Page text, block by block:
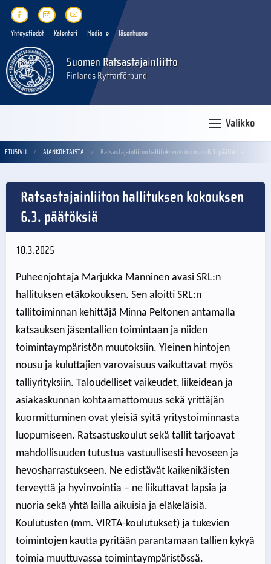
Yhteystiedot Kalenteri Medialle Jäsenhuone
Suomen Ratsastajainliitto
Finlands Ryttarförbund
Valikko
ETUSIVU AJANKOHTAISTA Ratsastajainliiton hallituksen kokouksen 6.3. päätöksiä
Ratsastajainliiton hallituksen kokouksen
6.3. päätöksiä
10.3.2025
Puheenjohtaja Marjukka Manninen avasi SRL:n
hallituksen etäkokouksen. Sen aloitti SRL:n
tallitoiminnan kehittäjä Minna Peltonen antamalla
katsauksen jäsentallien toimintaan ja niiden
toimintaympäristön muutoksiin. Yleinen hintojen
nousu ja kuluttajien varovaisuus vaikuttavat myös
talliyrityksiin. Taloudelliset vaikeudet, liikeidean ja
asiakaskunnan kohtaamattomuus sekä yrittäjän
kuormittuminen ovat yleisiä syitä yritystoiminnasta
luopumiseen. Ratsastuskoulut sekä tallit tarjoavat
mahdollisuuden tutustua vastuullisesti hevoseen ja
hevosharrastukseen. Ne edistävät kaikenikäisten
terveyttä ja hyvinvointia – ne liikuttavat lapsia ja
nuoria sekä yhtä lailla aikuisia ja eläkeläisiä.
Koulutusten (mm. VIRTA-koulutukset) ja tukevien
toimintojen kautta pyritään parantamaan tallien kykyä
toimia muuttuvassa toimintaympäristössä.